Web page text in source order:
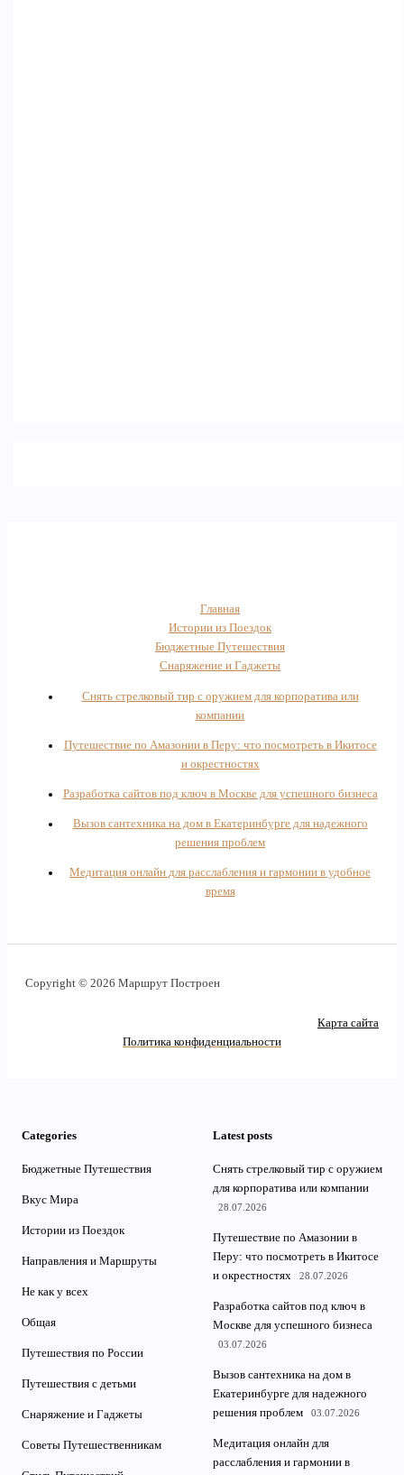
Главная
Истории из Поездок
Бюджетные Путешествия
Снаряжение и Гаджеты
Снять стрелковый тир с оружием для корпоратива или
компании
Путешествие по Амазонии в Перу: что посмотреть в Икитосе
и окрестностях
Разработка сайтов под ключ в Москве для успешного бизнеса
Вызов сантехника на дом в Екатеринбурге для надежного
решения проблем
Медитация онлайн для расслабления и гармонии в удобное
время
Copyright © 2026 Маршрут Построен
Карта сайта
Политика конфиденциальности
Categories
Бюджетные Путешествия
Вкус Мира
Истории из Поездок
Направления и Маршруты
Не как у всех
Общая
Путешествия по России
Путешествия с детьми
Снаряжение и Гаджеты
Советы Путешественникам
Latest posts
Снять стрелковый тир с оружием
для корпоратива или компании
28.07.2026
Путешествие по Амазонии в
Перу: что посмотреть в Икитосе
и окрестностях
28.07.2026
Разработка сайтов под ключ в
Москве для успешного бизнеса
03.07.2026
Вызов сантехника на дом в
Екатеринбурге для надежного
решения проблем
03.07.2026
Медитация онлайн для
расслабления и гармонии в